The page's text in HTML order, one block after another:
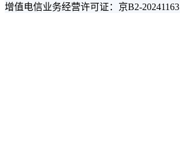
增值电信业务经营许可证：京B2-20241163